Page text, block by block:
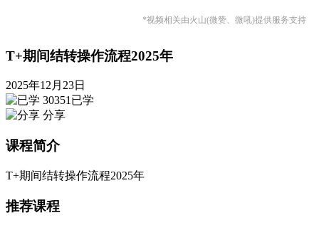
*视频相关由火山(微赞、微吼)提供服务支持
T+期间结转操作流程2025年
2025年12月23日
30351已学
分享
课程简介
T+期间结转操作流程2025年
推荐课程